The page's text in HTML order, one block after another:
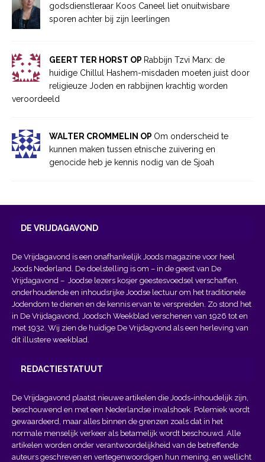
godsdienstleraar Koos Caneel liet onuitwisbare
sporen achter bij zijn leerlingen
GEERT TER HORST OP Rabbijn Tzvi Marx: de
huidige Chillul Hashem-misdaden moeten juist door
religieuze Joden en rabbijnen krachtig worden
veroordeeld
WALTER CROMMELIN OP Om onderscheid te
kunnen maken tussen etnische zuivering en
genocide heb je kennis nodig van de Sjoah
DE VRIJDAGAVOND
De Vrijdagavond is een onafhankelijk Joods magazine voor heel
Joods Nederland. De doelstelling is om – in de geest van De
Vrijdagavond – Joodse lezers kosjer geestesvoedsel verschaffen,
onderhoudende en inhoudsrijke Joodse lectuur om het traditionele
Jodendom te dienen en de kennis ervan te verspreiden. Zo stond het
in De Vrijdagavond, Joodsch Weekblad verschenen van 1926 tot en
met 1932. Wij zien de huidige De Vrijdagvond als een herleving van
dit illustere weekblad.
REDACTIESTATUUT
De Vrijdagavond plaatst nieuwe artikelen die Joods-inhoudelijk zijn,
beschouwend en met een Nederlandse invalshoek. Polemiek wordt
gewaardeerd, maar alles binnen de grenzen zoals dat in het
normale menselijk verkeer als betamelijk wordt beschouwd. Alle
artikelen worden onder verantwoordelijkheid van de betreffende
auteurs geschreven en vertegenwoordigen hun mening, en wellicht